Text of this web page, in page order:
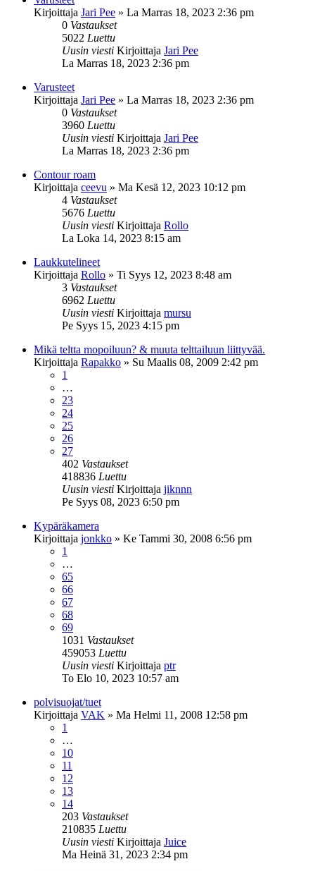
Kirjoittaja Jari Pee » La Marras 18, 2023 2:36 pm
0 Vastaukset
5022 Luettu
Uusin viesti Kirjoittaja Jari Pee
La Marras 18, 2023 2:36 pm
Varusteet
Kirjoittaja Jari Pee » La Marras 18, 2023 2:36 pm
0 Vastaukset
3960 Luettu
Uusin viesti Kirjoittaja Jari Pee
La Marras 18, 2023 2:36 pm
Contour roam
Kirjoittaja ceevu » Ma Kesä 12, 2023 10:12 pm
4 Vastaukset
5676 Luettu
Uusin viesti Kirjoittaja Rollo
La Loka 14, 2023 8:15 am
Laukkutelineet
Kirjoittaja Rollo » Ti Syys 12, 2023 8:48 am
3 Vastaukset
6962 Luettu
Uusin viesti Kirjoittaja mursu
Pe Syys 15, 2023 4:15 pm
Mikä teltta mopoiluun? & muuta telttailuun liittyvää.
Kirjoittaja Rapakko » Su Maalis 08, 2009 2:42 pm
1
…
23
24
25
26
27
402 Vastaukset
418836 Luettu
Uusin viesti Kirjoittaja jiknnn
Pe Syys 08, 2023 6:50 pm
Kypäräkamera
Kirjoittaja jonkko » Ke Tammi 30, 2008 6:56 pm
1
…
65
66
67
68
69
1031 Vastaukset
459053 Luettu
Uusin viesti Kirjoittaja ptr
To Elo 10, 2023 10:57 am
polvisuojat/tuet
Kirjoittaja VAK » Ma Helmi 11, 2008 12:58 pm
1
…
10
11
12
13
14
203 Vastaukset
210835 Luettu
Uusin viesti Kirjoittaja Juice
Ma Heinä 31, 2023 2:34 pm